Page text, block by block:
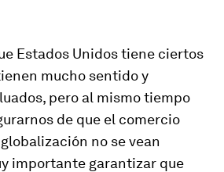
Estados Unidos tiene ciertos
mucho sentido y
pero al mismo tiempo
de que el comercio
no se vean
importante garantizar que